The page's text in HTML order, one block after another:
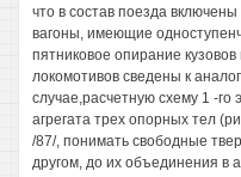
что в состав поезда
вагоны, имеющие
пятниковое опирание
локомотивов сведены к
случае,расчетную схему 1 -
агрегата трех опорных тел
/87/, понимать свободные
другом, до их объединения в